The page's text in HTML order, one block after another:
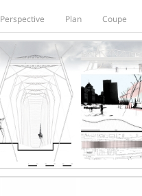
Perspective Plan Coupe